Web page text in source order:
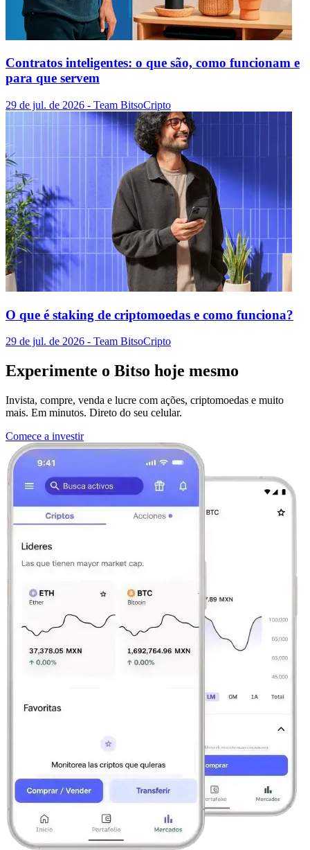
Contratos inteligentes: o que são, como funcionam e
para que servem
29 de jul. de 2026 - Team BitsoCripto
O que é staking de criptomoedas e como funciona?
29 de jul. de 2026 - Team BitsoCripto
Experimente o Bitso hoje mesmo
Invista, compre, venda e lucre com ações, criptomoedas e muito
mais. Em minutos. Direto do seu celular.
Comece a investir